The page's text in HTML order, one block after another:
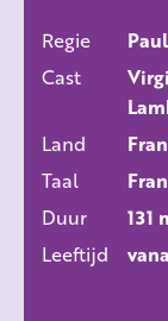
Regie
Cast
Land
Taal
Duur
131
Leeftijd